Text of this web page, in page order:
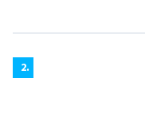
2.